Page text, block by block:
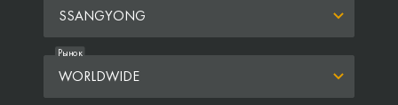
SSANGYONG
WORLDWIDE
Рынок